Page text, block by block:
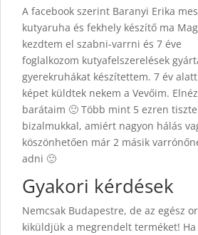
A facebook szerint Baranyi Erika
kutyaruha és fekhely készítő ma
kezdtem el szabni-varrni és 7 éve
foglalkozom kutyafelszerelések
gyerekruhákat készítettem. 7 év
képet küldtek nekem a Vevőim.
barátaim 🙂 Több mint 5 ezren
bizalmukkal, amiért nagyon hálás
köszönhetően már 2 másik
adni 🙂
Gyakori kérdések
Nemcsak Budapestre, de az egész
kiküldjük a megrendelt terméket!